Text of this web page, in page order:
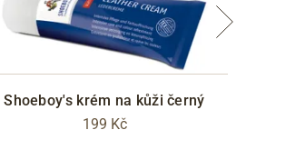
Shoeboy's krém na kůži černý
199 Kč